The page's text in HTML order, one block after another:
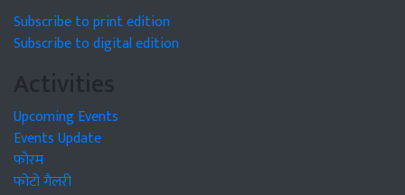
Subscribe to print edition
Subscribe to digital edition
Activities
Upcoming Events
Events Update
फोरम
फोटो गैलरी